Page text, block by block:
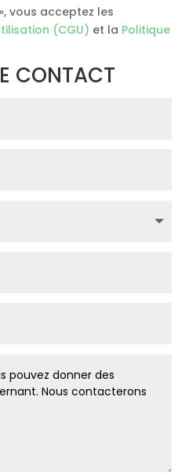
vous acceptez les
(CGU) et la Politique
CONTACT